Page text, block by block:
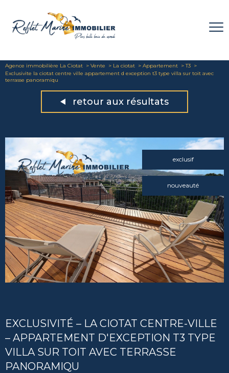
Agence immobilière La Ciotat Vente La ciotat Appartement
T3
Exclusivite la ciotat centre ville appartement d exception t3 type villa sur toit avec
terrasse panoramiqu
retour aux résultats
exclusif
nouveauté
EXCLUSIVITÉ – LA CIOTAT CENTRE-VILLE
– APPARTEMENT D'EXCEPTION T3 TYPE
VILLA SUR TOIT AVEC TERRASSE
PANORAMIQU